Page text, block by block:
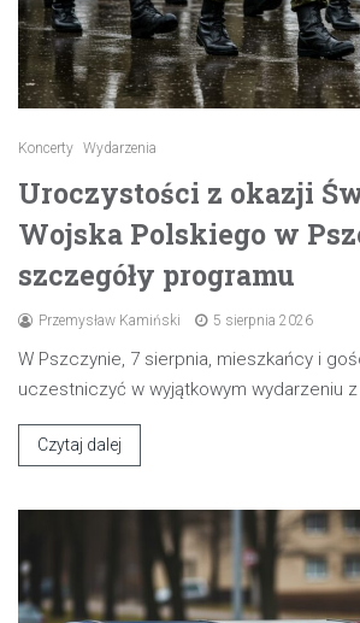
Koncerty Wydarzenia
Uroczystości z okazji
Wojska Polskiego w
szczegóły programu
Przemysław Kamiński 5 sierpnia 2026
W Pszczynie, 7 sierpnia, mieszkańcy i
uczestniczyć w wyjątkowym wydarzeniu
Czytaj dalej